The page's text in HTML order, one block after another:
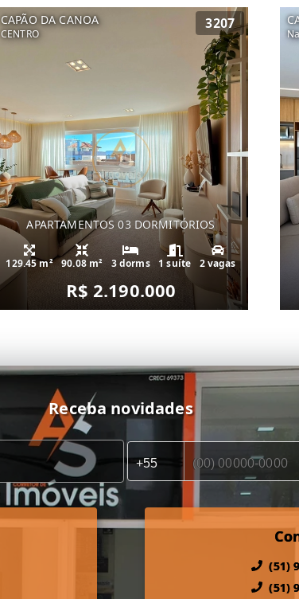
CAPÃO DA CANOA
CENTRO
3207
APARTAMENTOS 03 DORMITÓRIOS
129.45 m² 90.08 m² 3 dorms 1 suíte 2 vagas
R$ 2.190.000
Receba novidades
(51)
(51)